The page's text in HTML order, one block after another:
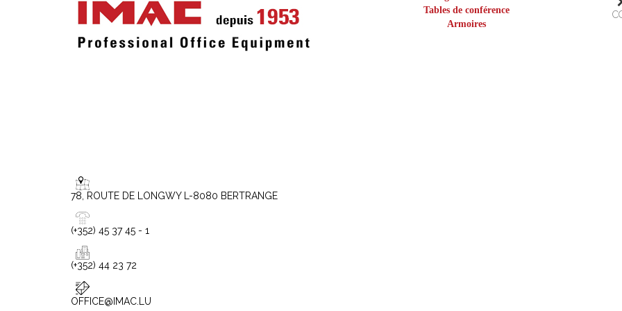
78, ROUTE DE LONGWY L-8080 BERTRANGE
(+352) 45 37 45 - 1
(+352) 44 23 72
OFFICE@IMAC.LU
Tables de conférence
Armoires